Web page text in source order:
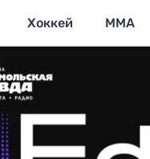
Хоккей MMA